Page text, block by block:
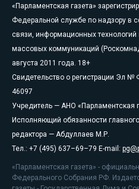
«Парламентская газета»
Федеральной службе по надзору в
связи, информационных технологий
массовых коммуникаций
августа 2011 года. 18+
Свидетельство о регистрации Эл №
46097
Учредитель — АНО «Парламентская
Исполняющий обязанности главного
редактора — Абдуллаев М.Р.
Тел.: +7 (495) 637–69–79 E-mail:
«Парламентская газета» -
Федерального Собрания РФ.